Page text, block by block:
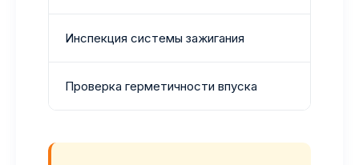
Инспекция системы зажигания
Проверка герметичности впуска